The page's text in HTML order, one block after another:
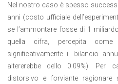
Nel nostro caso è spesso
anni (costo ufficiale
se l’ammontare fosse di 1
quella cifra, percepita come
significativamente il bilancio
altererebbe dello 0.09%). Per
distorsivo e forviante ragionare